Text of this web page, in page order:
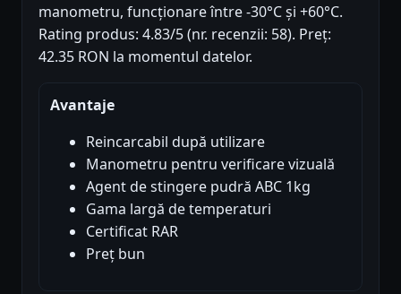
manometru, funcționare între -30°C și +60°C.
Rating produs: 4.83/5 (nr. recenzii: 58). Preț:
42.35 RON la momentul datelor.
Avantaje
Reincarcabil după utilizare
Manometru pentru verificare vizuală
Agent de stingere pudră ABC 1kg
Gama largă de temperaturi
Certificat RAR
Preț bun